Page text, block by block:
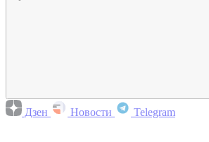
Дзен Новости Telegram